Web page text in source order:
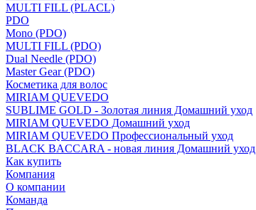
MULTI FILL (PLACL)
PDO
Mono (PDO)
MULTI FILL (PDO)
Dual Needle (PDO)
Master Gear (PDO)
Косметика для волос
MIRIAM QUEVEDO
SUBLIME GOLD - Золотая линия Домашний уход
MIRIAM QUEVEDO Домашний уход
MIRIAM QUEVEDO Профессиональный уход
BLACK BACCARA - новая линия Домашний уход
Как купить
Компания
О компании
Команда